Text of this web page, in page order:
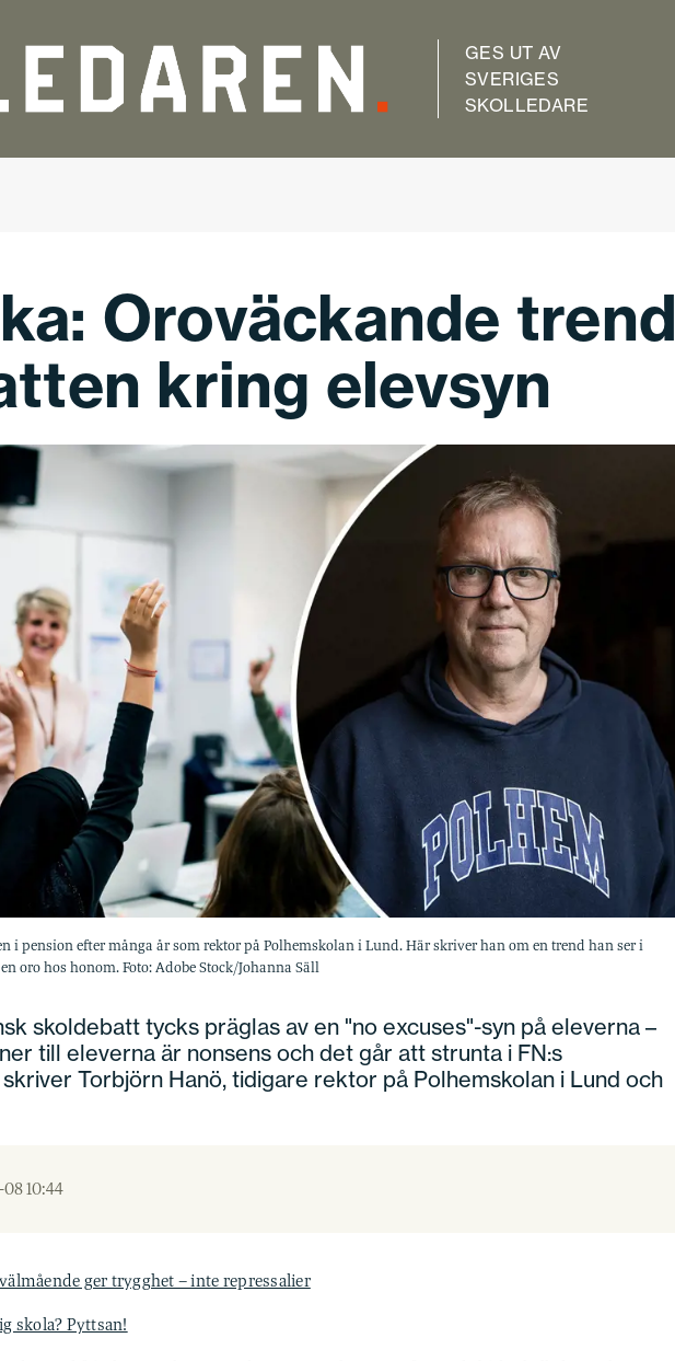
GES UT AV
SVERIGES
SKOLLEDARE
Oroväckande trend
kring elevsyn
i pension efter många år som rektor på Polhemskolan i Lund. Här skriver han om en trend han ser i
oro hos honom. Foto: Adobe Stock/Johanna Säll
skoldebatt tycks präglas av en "no excuses"-syn på eleverna –
till eleverna är nonsens och det går att strunta i FN:s
Torbjörn Hanö, tidigare rektor på Polhemskolan i Lund och
10:44
ger trygghet – inte repressalier
skola? Pyttsan!